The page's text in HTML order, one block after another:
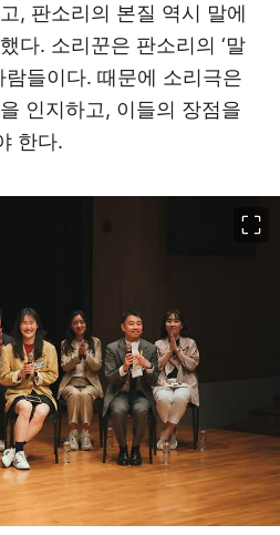
, 판소리의 본질 역시 말에
다. 소리꾼은 판소리의 ‘말
람들이다. 때문에 소리극은
인지하고, 이들의 장점을
한다.